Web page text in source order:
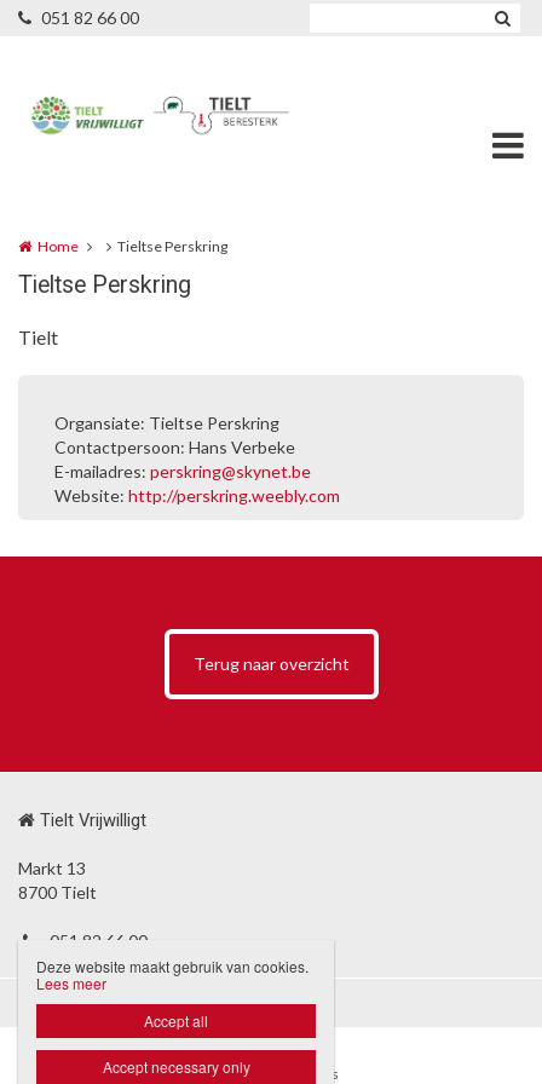
Overslaan en naar de inhoud gaan
051 82 66 00
Home Tieltse Perskring
Tieltse Perskring
Tielt
Organsiate: Tieltse Perskring
Contactpersoon: Hans Verbeke
E-mailadres: perskring@skynet.be
Website: http://perskring.weebly.com
Terug naar overzicht
Tielt Vrijwilligt
Markt 13
8700 Tielt
051 82 66 00
Disclaimer Privacybeleid
Website door Livalos
Deze website maakt gebruik van cookies.
Lees meer
Accept all
Accept necessary only